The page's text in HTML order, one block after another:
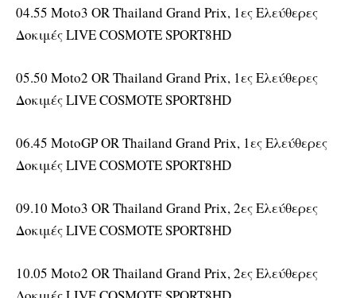
04.55 Moto3 OR Thailand Grand Prix, 1ες Ελεύθερες
Δοκιμές LIVE COSMOTE SPORT8HD
05.50 Moto2 OR Thailand Grand Prix, 1ες Ελεύθερες
Δοκιμές LIVE COSMOTE SPORT8HD
06.45 MotoGP OR Thailand Grand Prix, 1ες Ελεύθερες
Δοκιμές LIVE COSMOTE SPORT8HD
09.10 Moto3 OR Thailand Grand Prix, 2ες Ελεύθερες
Δοκιμές LIVE COSMOTE SPORT8HD
10.05 Moto2 OR Thailand Grand Prix, 2ες Ελεύθερες